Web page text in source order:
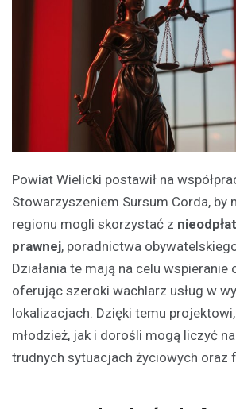
Powiat Wielicki postawił na
Stowarzyszeniem Sursum Corda, by
regionu mogli skorzystać z
prawnej, poradnictwa
Działania te mają na celu wspieranie
oferując szeroki wachlarz usług w
lokalizacjach. Dzięki temu
młodzież, jak i dorośli mogą liczyć
trudnych sytuacjach życiowych oraz